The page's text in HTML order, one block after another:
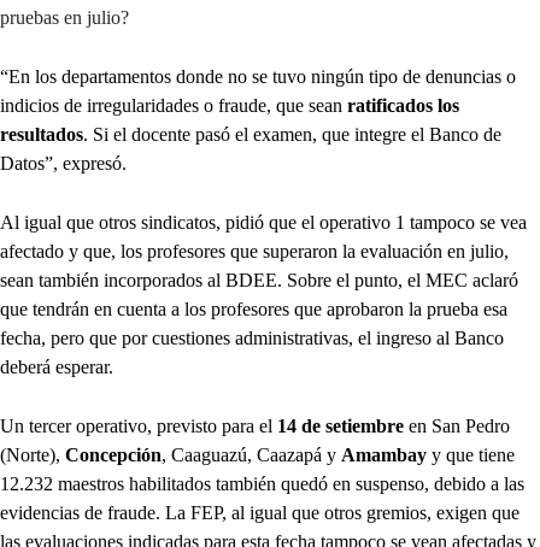
pruebas en julio?
“En los departamentos donde no se tuvo ningún tipo de denuncias o
indicios de irregularidades o fraude, que sean ratificados los
resultados. Si el docente pasó el examen, que integre el Banco de
Datos”, expresó.
Al igual que otros sindicatos, pidió que el operativo 1 tampoco se vea
afectado y que, los profesores que superaron la evaluación en julio,
sean también incorporados al BDEE. Sobre el punto, el MEC aclaró
que tendrán en cuenta a los profesores que aprobaron la prueba esa
fecha, pero que por cuestiones administrativas, el ingreso al Banco
deberá esperar.
Un tercer operativo, previsto para el 14 de setiembre en San Pedro
(Norte), Concepción, Caaguazú, Caazapá y Amambay y que tiene
12.232 maestros habilitados también quedó en suspenso, debido a las
evidencias de fraude. La FEP, al igual que otros gremios, exigen que
las evaluaciones indicadas para esta fecha tampoco se vean afectadas y